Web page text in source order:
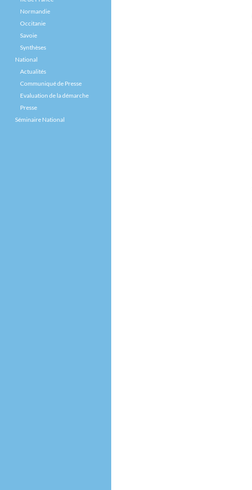
Normandie
Occitanie
Savoie
Synthèses
National
Actualités
Communiqué de Presse
Evaluation de la démarche
Presse
Séminaire National